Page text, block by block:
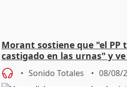
Morant sostiene que "el PP
castigado en las urnas" y
cambio"
Sonido Totales 08/08/